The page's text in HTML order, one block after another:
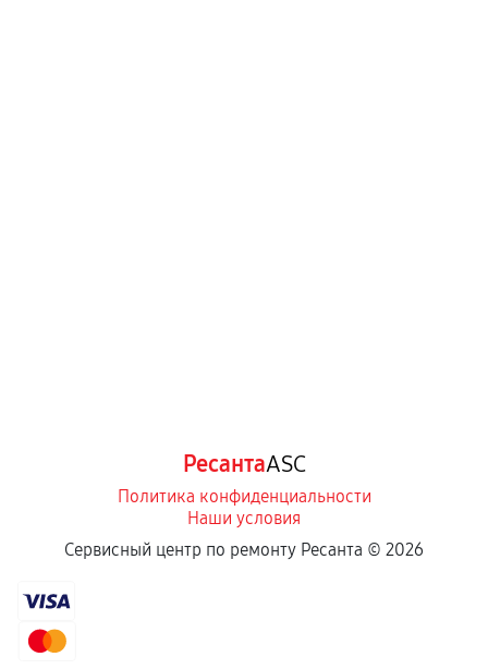
РесантаASC
Политика конфиденциальности
Наши условия
Сервисный центр по ремонту Ресанта © 2026